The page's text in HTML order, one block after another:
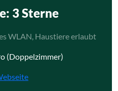
: 3 Sterne
WLAN, Haustiere erlaubt
(Doppelzimmer)